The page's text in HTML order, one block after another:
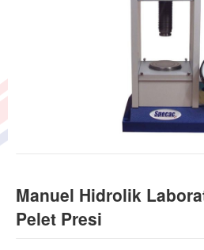
Manuel Hidrolik
Pelet Presi